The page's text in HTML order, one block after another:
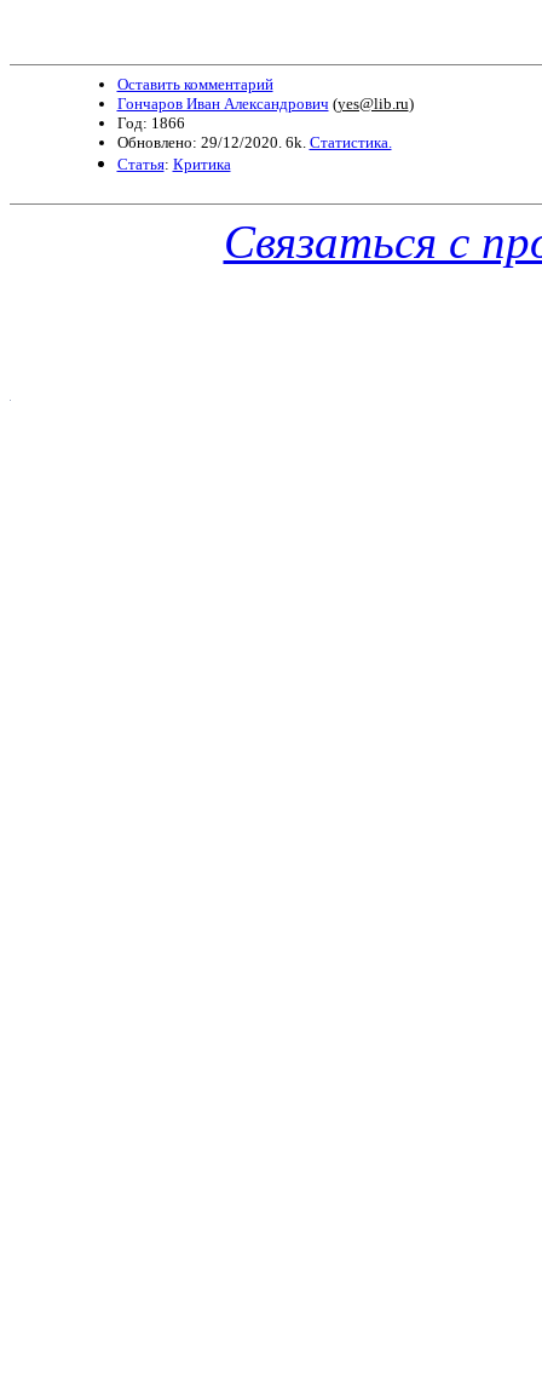
Оставить комментарий
Гончаров Иван Александрович (yes@lib.ru)
Год: 1866
Обновлено: 29/12/2020. 6k. Статистика.
Статья: Критика
Связаться с